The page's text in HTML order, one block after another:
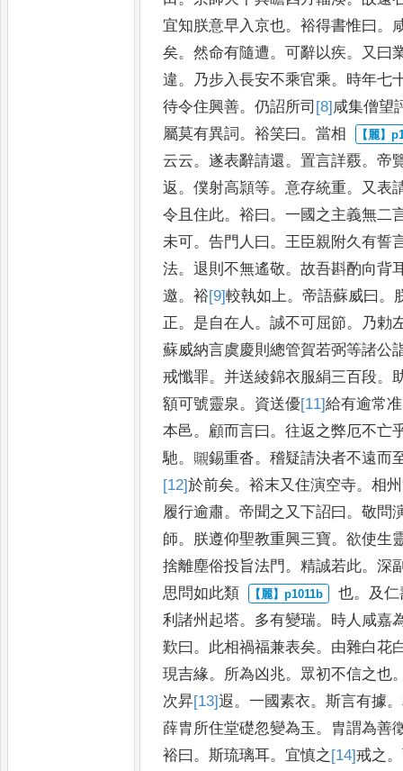
宜知朕意早入京也。裕得書惟曰 。
矣。然命有隨遭。可辭以疾。
又曰
違。 乃步入長安不乘官乘。 時年七
待令住興善。仍詔所司 [8]咸集僧望
屬莫有異詞 。裕笑曰 。當相
云云。遂表辭請還 。置言詳覈。帝
返 。僕射高頴等。意存統重。
又表
令且住此。裕曰 。一國之主義無二
未可。告門人曰 。 王臣親附久有誓
法。退則不無遙敬。故吾斟酌向背
邀。裕[9]較執如上 。帝語蘇威曰 。
正。 是自在人 。誠不可屈節。 乃勅
蘇威納言虞慶則總管賀若弼等諸公
戒懺罪。 并送綾錦衣服絹三百段。
額可號靈泉 。 資送優[11]給有逾常准
本邑。 顧而言曰 。往返之弊厄不亡
馳。 䞋錫重沓。稽疑請決者不遠而
[12]於前矣。裕末又住演空寺。相
履行逾肅。帝聞之又下詔曰 。敬問
師。 朕遵仰聖教重興三寶。欲使生
捨離塵俗投旨法門 。精誠若此。深
思問如此類
也。 及
利諸州起塔。 多有變瑞。 時人咸嘉
歎曰 。 此相禍福兼表矣。 由雜白花
現吉緣。 所為凶兆。 眾初不信之也
次昇[13]遐 。一國素衣。斯言有據。
薛胄所住堂礎忽變為玉 。 胄謂為善
裕曰 。斯琉璃耳。 宜慎之[14]戒之 。